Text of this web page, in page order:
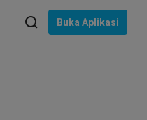
Buka Aplikasi